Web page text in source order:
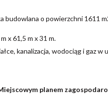
budowlana o powierzchni 1611
x 61,5 m x 31 m.
kanalizacja, wodociąg i gaz w
planem